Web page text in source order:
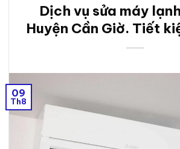
Dịch vụ sửa máy
Huyện Cần Giờ. Tiết
09
Th8